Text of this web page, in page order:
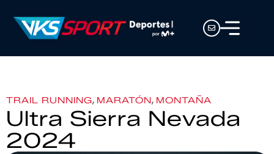
TRAIL RUNNING, MARATÓN, MONTAÑA
Ultra Sierra Nevada
2024